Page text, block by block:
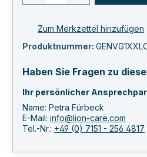
Zum Merkzettel hinzufügen
Produktnummer:
Haben Sie Fragen zu
Ihr persönlicher
Name: Petra Fürbeck
E-Mail: info@lion-care.com
Tel.-Nr.: +49 (0) 7151 - 256 4817